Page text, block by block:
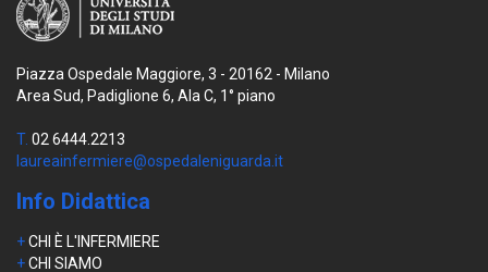
Piazza Ospedale Maggiore, 3 - 20162 - Milano
Area Sud, Padiglione 6, Ala C, 1° piano
T. 02 6444.2213
laureainfermiere@ospedaleniguarda.it
Info Didattica
+CHI È L'INFERMIERE
+CHI SIAMO